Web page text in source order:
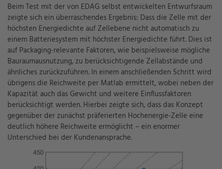
Beim Test mit der von EDAG selbst entwickelten Entwurfsraum
zeigte sich ein überraschendes Ergebnis: Dass die Zelle mit der
höchsten Energiedichte auf Zellebene nicht automatisch zu
einem Batteriesystem mit höchster Energiedichte führt. Dies ist
auf Packaging-relevante Faktoren,wie beispielsweise mögliche
Bauraumausnutzung, zu berücksichtigende Zellabstände und
ähnlicheszurückzuführen. In einem anschließenden Schritt wird
übrigens die Reichweite per Matlab ermittelt, wobei neben der
Kapazität auch das Gewicht und weitere Einflussfaktoren
berücksichtigt werden. Hierbei zeigte sich, dass das Konzept
gegenüber der zunächst präferierten Hochenergie-Zelle eine
deutlich höhere Reichweite ermöglicht – ein enormer
Unterschied bei der Kundenansprache.